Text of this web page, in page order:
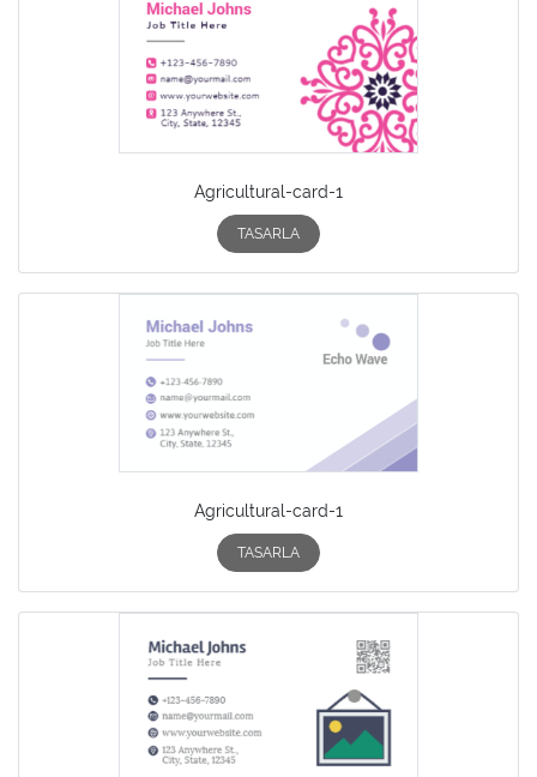
Agricultural-card-1
TASARLA
Agricultural-card-1
TASARLA